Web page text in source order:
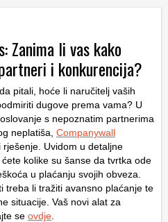
Zanima li vas kako
i konkurencija?
pitali, hoće li naručitelj vaših
dugove prema vama? U
s nepoznatim partnerima
neplatiša, Companywall
rješenje. Uvidom u detaljne
kolike su šanse da tvrtka ode
u plaćanju svojih obveza.
treba li tražiti avansno plaćanje te
situacije. Vaš novi alat za
se ovdje